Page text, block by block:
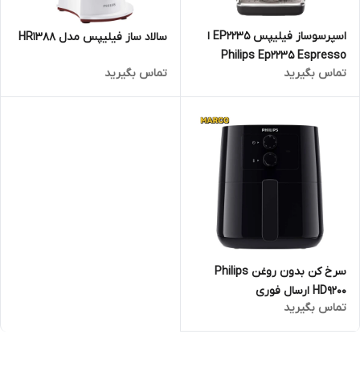
اسپرسوساز فیلیپس EP2235 ا
Philips Ep2235 Espresso
Maker
تماس بگیرید
سالاد ساز فیلیپس مدل HR1388
تماس بگیرید
سرخ کن بدون روغن Philips
HD9200 ارسال فوری
تماس بگیرید